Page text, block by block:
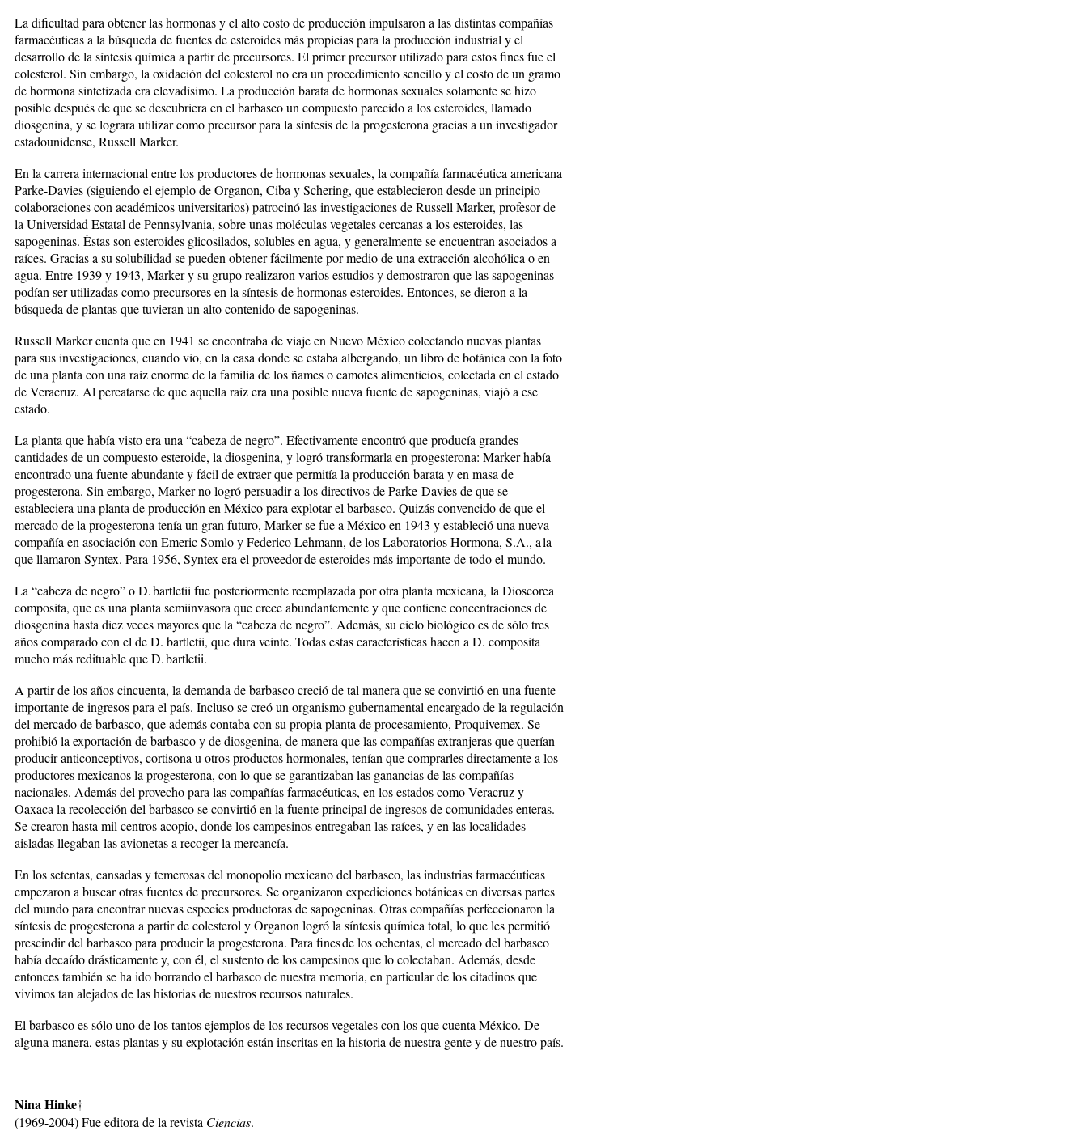
La dificultad para obtener las hormonas y el alto costo de producción impulsaron a las distintas compañías
farmacéuticas a la búsqueda de fuentes de esteroides más propicias para la producción industrial y el
desarrollo de la síntesis química a partir de precursores. El primer precursor utilizado para estos fines fue el
colesterol. Sin embargo, la oxidación del colesterol no era un procedimiento sencillo y el costo de un gramo
de hormona sintetizada era elevadísimo. La producción barata de hormonas sexuales solamente se hizo
posible después de que se descubriera en el barbasco un compuesto parecido a los esteroides, llamado
diosgenina, y se lograra utilizar como precursor para la síntesis de la progesterona gracias a un investigador
estadounidense, Russell Marker.
En la carrera internacional entre los productores de hormonas sexuales, la compañía farmacéutica americana
Parke-Davies (siguiendo el ejemplo de Organon, Ciba y Schering, que establecieron desde un principio
colaboraciones con académicos universitarios) patrocinó las investigaciones de Russell Marker, profesor de
la Universidad Estatal de Pennsylvania, sobre unas moléculas vegetales cercanas a los esteroides, las
sapogeninas. Éstas son esteroides glicosilados, solubles en agua, y generalmente se encuentran asociados a
raíces. Gracias a su solubilidad se pueden obtener fácilmente por medio de una extracción alcohólica o en
agua. Entre 1939 y 1943, Marker y su grupo realizaron varios estudios y demostraron que las sapogeninas
podían ser utilizadas como precursores en la síntesis de hormonas esteroides. Entonces, se dieron a la
búsqueda de plantas que tuvieran un alto contenido de sapogeninas.
Russell Marker cuenta que en 1941 se encontraba de viaje en Nuevo México colectando nuevas plantas
para sus investigaciones, cuando vio, en la casa donde se estaba albergando, un libro de botánica con la foto
de una planta con una raíz enorme de la familia de los ñames o camotes alimenticios, colectada en el estado
de Veracruz. Al percatarse de que aquella raíz era una posible nueva fuente de sapogeninas, viajó a ese
estado.
La planta que había visto era una “cabeza de negro”. Efectivamente encontró que producía grandes
cantidades de un compuesto esteroide, la diosgenina, y logró transformarla en progesterona: Marker había
encontrado una fuente abundante y fácil de extraer que permitía la producción barata y en masa de
progesterona. Sin embargo, Marker no logró persuadir a los directivos de Parke-Davies de que se
estableciera una planta de producción en México para explotar el barbasco. Quizás convencido de que el
mercado de la progesterona tenía un gran futuro, Marker se fue a México en 1943 y estableció una nueva
compañía en asociación con Emeric Somlo y Federico Lehmann, de los Laboratorios Hormona, S.A., a la
que llamaron Syntex. Para 1956, Syntex era el proveedor de esteroides más importante de todo el mundo.
La “cabeza de negro” o D. bartletii fue posteriormente reemplazada por otra planta mexicana, la Dioscorea
composita, que es una planta semiinvasora que crece abundantemente y que contiene concentraciones de
diosgenina hasta diez veces mayores que la “cabeza de negro”. Además, su ciclo biológico es de sólo tres
años comparado con el de D. bartletii, que dura veinte. Todas estas características hacen a D. composita
mucho más redituable que D. bartletii.
A partir de los años cincuenta, la demanda de barbasco creció de tal manera que se convirtió en una fuente
importante de ingresos para el país. Incluso se creó un organismo gubernamental encargado de la regulación
del mercado de barbasco, que además contaba con su propia planta de procesamiento, Proquivemex. Se
prohibió la exportación de barbasco y de diosgenina, de manera que las compañías extranjeras que querían
producir anticonceptivos, cortisona u otros productos hormonales, tenían que comprarles directamente a los
productores mexicanos la progesterona, con lo que se garantizaban las ganancias de las compañías
nacionales. Además del provecho para las compañías farmacéuticas, en los estados como Veracruz y
Oaxaca la recolección del barbasco se convirtió en la fuente principal de ingresos de comunidades enteras.
Se crearon hasta mil centros acopio, donde los campesinos entregaban las raíces, y en las localidades
aisladas llegaban las avionetas a recoger la mercancía.
En los setentas, cansadas y temerosas del monopolio mexicano del barbasco, las industrias farmacéuticas
empezaron a buscar otras fuentes de precursores. Se organizaron expediciones botánicas en diversas partes
del mundo para encontrar nuevas especies productoras de sapogeninas. Otras compañías perfeccionaron la
síntesis de progesterona a partir de colesterol y Organon logró la síntesis química total, lo que les permitió
prescindir del barbasco para producir la progesterona. Para fines de los ochentas, el mercado del barbasco
había decaído drásticamente y, con él, el sustento de los campesinos que lo colectaban. Además, desde
entonces también se ha ido borrando el barbasco de nuestra memoria, en particular de los citadinos que
vivimos tan alejados de las historias de nuestros recursos naturales.
El barbasco es sólo uno de los tantos ejemplos de los recursos vegetales con los que cuenta México. De
alguna manera, estas plantas y su explotación están inscritas en la historia de nuestra gente y de nuestro país.
Nina Hinke†
(1969-2004) Fue editora de la revista Ciencias.